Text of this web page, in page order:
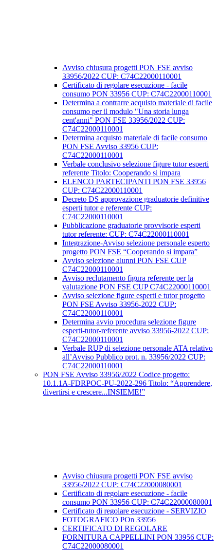
Avviso chiusura progetti PON FSE avviso
33956/2022 CUP: C74C22000110001
Certificato di regolare esecuzione - facile
consumo PON 33956 CUP: C74C22000110001
Determina a contrarre acquisto materiale di facile
consumo per il modulo "Una storia lunga
cent'anni" PON FSE 33956/2022 CUP:
C74C22000110001
Determina acquisto materiale di facile consumo
PON FSE Avviso 33956 CUP:
C74C22000110001
Verbale conclusivo selezione figure tutor esperti
referente Titolo: Cooperando si impara
ELENCO PARTECIPANTI PON FSE 33956
CUP: C74C22000110001
Decreto DS approvazione graduatorie definitive
esperti tutor e referente CUP:
C74C22000110001
Pubblicazione graduatorie provvisorie esperti
tutor referente: CUP: C74C22000110001
Integrazione-Avviso selezione personale esperto
progetto PON FSE “Cooperando si impara”
Avviso selezione alunni PON FSE CUP
C74C22000110001
Avviso reclutamento figura referente per la
valutazione PON FSE CUP C74C22000110001
Avviso selezione figure esperti e tutor progetto
PON FSE Avviso 33956-2022 CUP:
C74C22000110001
Determina avvio procedura selezione figure
esperti-tutor-referente avviso 33956-2022 CUP:
C74C22000110001
Verbale RUP di selezione personale ATA relativo
all’Avviso Pubblico prot. n. 33956/2022 CUP:
C74C22000110001
PON FSE Avviso 33956/2022 Codice progetto:
10.1.1A-FDRPOC-PU-2022-296 Titolo: “Apprendere,
divertirsi e crescere...INSIEME!”
Avviso chiusura progetti PON FSE avviso
33956/2022 CUP: C74C22000080001
Certificato di regolare esecuzione - facile
consumo PON 33956 CUP: C74C22000080001
Certificato di regolare esecuzione - SERVIZIO
FOTOGRAFICO POn 33956
CERTIFICATO DI REGOLARE
FORNITURA CAPPELLINI PON 33956 CUP:
C74C22000080001